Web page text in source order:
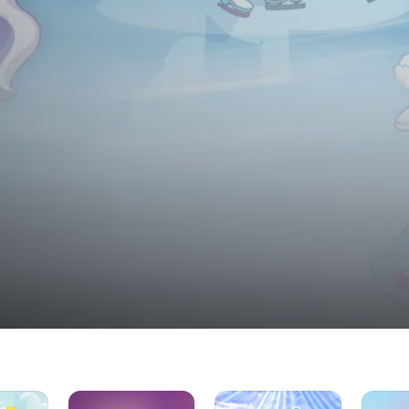
Royal
Enchantimals:
Royal